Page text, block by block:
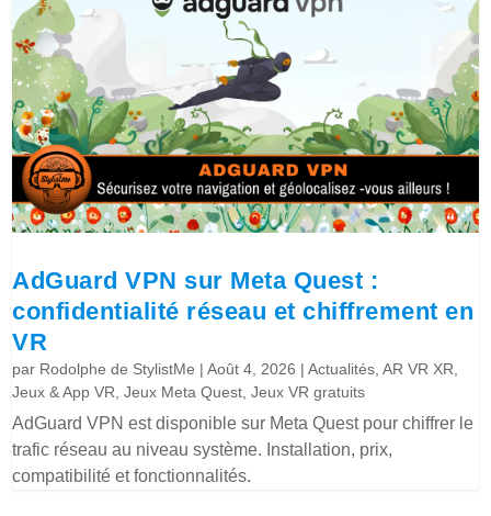
AdGuard VPN sur Meta Quest :
confidentialité réseau et chiffrement en
VR
par Rodolphe de StylistMe |Août 4, 2026 |Actualités ,AR VR XR
Jeux & App VR ,Jeux Meta Quest ,Jeux VR gratuits
AdGuard VPN est disponible sur Meta Quest pour chiffrer le
trafic réseau au niveau système. Installation, prix,
compatibilité et fonctionnalités.